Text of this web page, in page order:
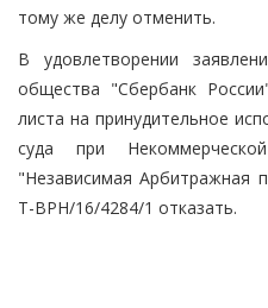
тому же делу отменить.
В удовлетворении
общества "Сбербанк
листа на принудительное
суда при
"Независимая Арбитражная
Т-ВРН/16/4284/1 отказать.